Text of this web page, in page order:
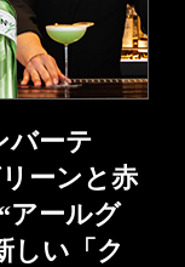
バーテ
ーンと赤
アールグ
しい「ク